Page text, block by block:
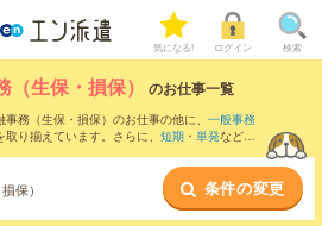
気になる! ログイン 検索
（生保・損保） のお仕事一覧
務（生保・損保）のお仕事の他に、 一般事務
取り揃えています。さらに、 短期 ・ 単発などの
保） 条件の変更